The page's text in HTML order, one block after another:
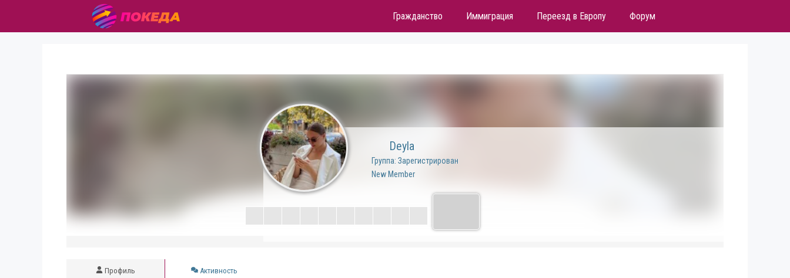
Гражданство Иммиграция Переезд в Европу Форум
Deyla
Группа: Зарегистрирован
New Member
Профиль Активность